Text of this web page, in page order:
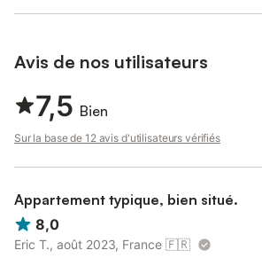
Avis de nos utilisateurs
7,5 Bien
Sur la base de 12 avis d'utilisateurs vérifiés
Appartement typique, bien situé.
8,0
Eric T., août 2023, France 🇫🇷